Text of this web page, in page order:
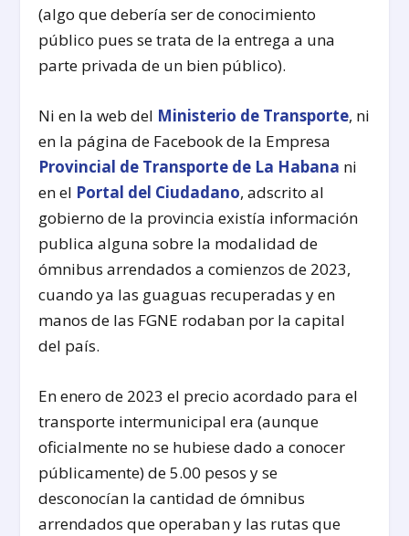
(algo que debería ser de conocimiento
público pues se trata de la entrega a una
parte privada de un bien público).
Ni en la web del Ministerio de Transporte, ni
en la página de Facebook de la Empresa
Provincial de Transporte de La Habana ni
en el Portal del Ciudadano, adscrito al
gobierno de la provincia existía información
publica alguna sobre la modalidad de
ómnibus arrendados a comienzos de 2023,
cuando ya las guaguas recuperadas y en
manos de las FGNE rodaban por la capital
del país.
En enero de 2023 el precio acordado para el
transporte intermunicipal era (aunque
oficialmente no se hubiese dado a conocer
públicamente) de 5.00 pesos y se
desconocían la cantidad de ómnibus
arrendados que operaban y las rutas que